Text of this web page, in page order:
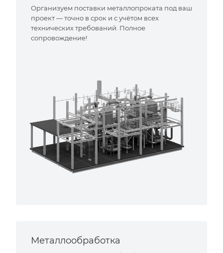
Организуем поставки металлопроката под ваш
проект — точно в срок и с учётом всех
технических требований. Полное
сопровождение!
Металлообработка